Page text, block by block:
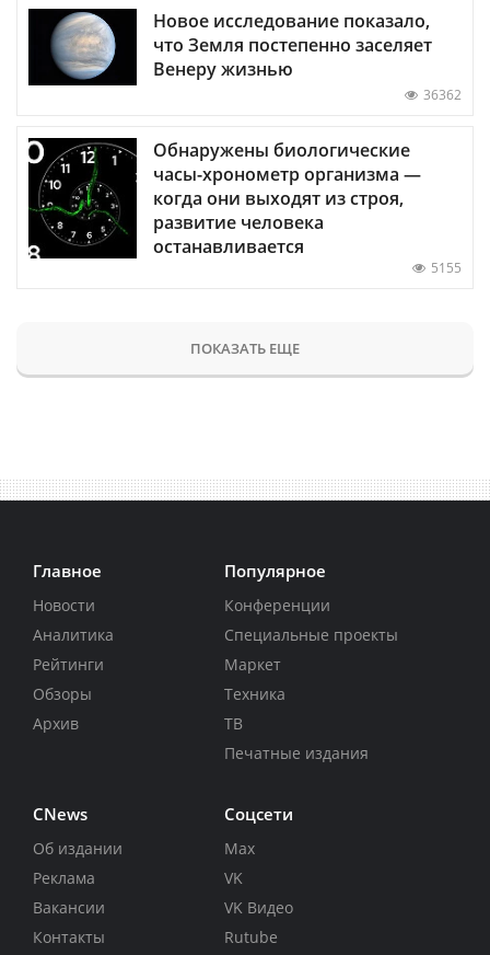
Новое исследование показало,
что Земля постепенно заселяет
Венеру жизнью
36362
Обнаружены биологические
часы-хронометр организма —
когда они выходят из строя,
развитие человека
останавливается
5155
ПОКАЗАТЬ ЕЩЕ
Главное
Новости
Аналитика
Рейтинги
Обзоры
Архив
Популярное
Конференции
Специальные проекты
Маркет
Техника
ТВ
Печатные издания
CNews
Об издании
Реклама
Вакансии
Контакты
Соцсети
Max
VK
VK Видео
Rutube